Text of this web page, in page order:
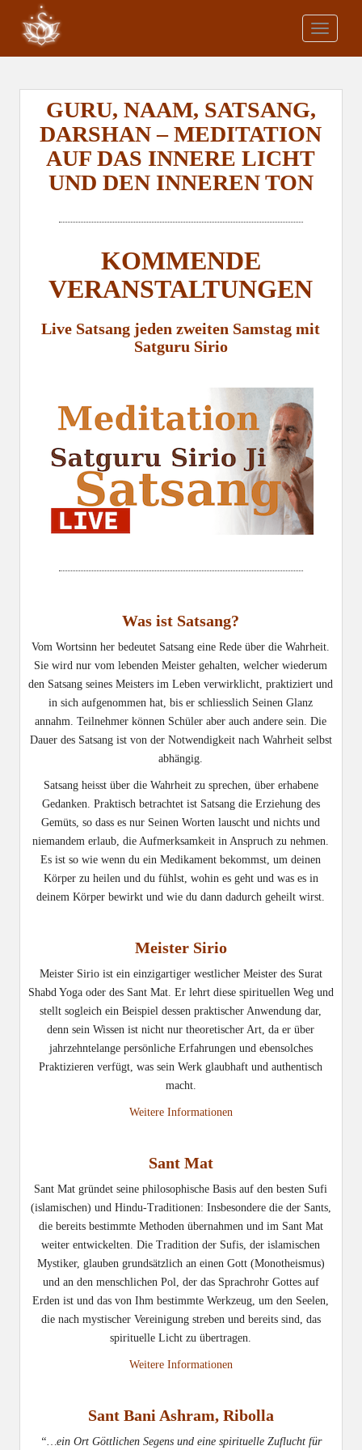
GURU, NAAM, SATSANG,
DARSHAN – MEDITATION
AUF DAS INNERE LICHT
UND DEN INNEREN TON
KOMMENDE
VERANSTALTUNGEN
Live Satsang jeden zweiten Samstag mit
Satguru Sirio
Was ist Satsang?
Vom Wortsinn her bedeutet Satsang eine Rede über die Wahrheit.
Sie wird nur vom lebenden Meister gehalten, welcher wiederum
den Satsang seines Meisters im Leben verwirklicht, praktiziert und
in sich aufgenommen hat, bis er schliesslich Seinen Glanz
annahm. Teilnehmer können Schüler aber auch andere sein. Die
Dauer des Satsang ist von der Notwendigkeit nach Wahrheit selbst
abhängig.
Satsang heisst über die Wahrheit zu sprechen, über erhabene
Gedanken. Praktisch betrachtet ist Satsang die Erziehung des
Gemüts, so dass es nur Seinen Worten lauscht und nichts und
niemandem erlaub, die Aufmerksamkeit in Anspruch zu nehmen.
Es ist so wie wenn du ein Medikament bekommst, um deinen
Körper zu heilen und du fühlst, wohin es geht und was es in
deinem Körper bewirkt und wie du dann dadurch geheilt wirst.
Meister Sirio
Meister Sirio ist ein einzigartiger westlicher Meister des Surat
Shabd Yoga oder des Sant Mat. Er lehrt diese spirituellen Weg und
stellt sogleich ein Beispiel dessen praktischer Anwendung dar,
denn sein Wissen ist nicht nur theoretischer Art, da er über
jahrzehntelange persönliche Erfahrungen und ebensolches
Praktizieren verfügt, was sein Werk glaubhaft und authentisch
macht.
Weitere Informationen
Sant Mat
Sant Mat gründet seine philosophische Basis auf den besten Sufi
(islamischen) und Hindu-Traditionen: Insbesondere die der Sants,
die bereits bestimmte Methoden übernahmen und im Sant Mat
weiter entwickelten. Die Tradition der Sufis, der islamischen
Mystiker, glauben grundsätzlich an einen Gott (Monotheismus)
und an den menschlichen Pol, der das Sprachrohr Gottes auf
Erden ist und das von Ihm bestimmte Werkzeug, um den Seelen,
die nach mystischer Vereinigung streben und bereits sind, das
spirituelle Licht zu übertragen.
Weitere Informationen
Sant Bani Ashram, Ribolla
“…ein Ort Göttlichen Segens und eine spirituelle Zuflucht für